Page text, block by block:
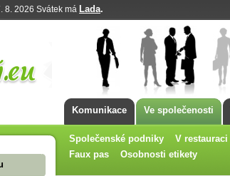
8. 2026 Svátek má Lada.
Komunikace Ve společenosti
Společenské podniky V restauraci
Faux pas
Osobnosti etikety